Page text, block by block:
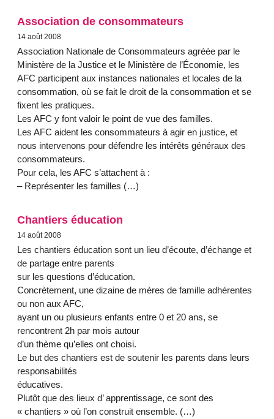
Association de consommateurs
14 août 2008
Association Nationale de Consommateurs agréée par le
Ministère de la Justice et le Ministère de l’Économie, les
AFC participent aux instances nationales et locales de la
consommation, où se fait le droit de la consommation et se
fixent les pratiques.
Les AFC y font valoir le point de vue des familles.
Les AFC aident les consommateurs à agir en justice, et
nous intervenons pour défendre les intérêts généraux des
consommateurs.
Pour cela, les AFC s’attachent à :
– Représenter les familles (…)
Chantiers éducation
14 août 2008
Les chantiers éducation sont un lieu d’écoute, d’échange et
de partage entre parents
sur les questions d’éducation.
Concrètement, une dizaine de mères de famille adhérentes
ou non aux AFC,
ayant un ou plusieurs enfants entre 0 et 20 ans, se
rencontrent 2h par mois autour
d’un thème qu’elles ont choisi.
Le but des chantiers est de soutenir les parents dans leurs
responsabilités
éducatives.
Plutôt que des lieux d’ apprentissage, ce sont des
« chantiers » où l’on construit ensemble. (…)